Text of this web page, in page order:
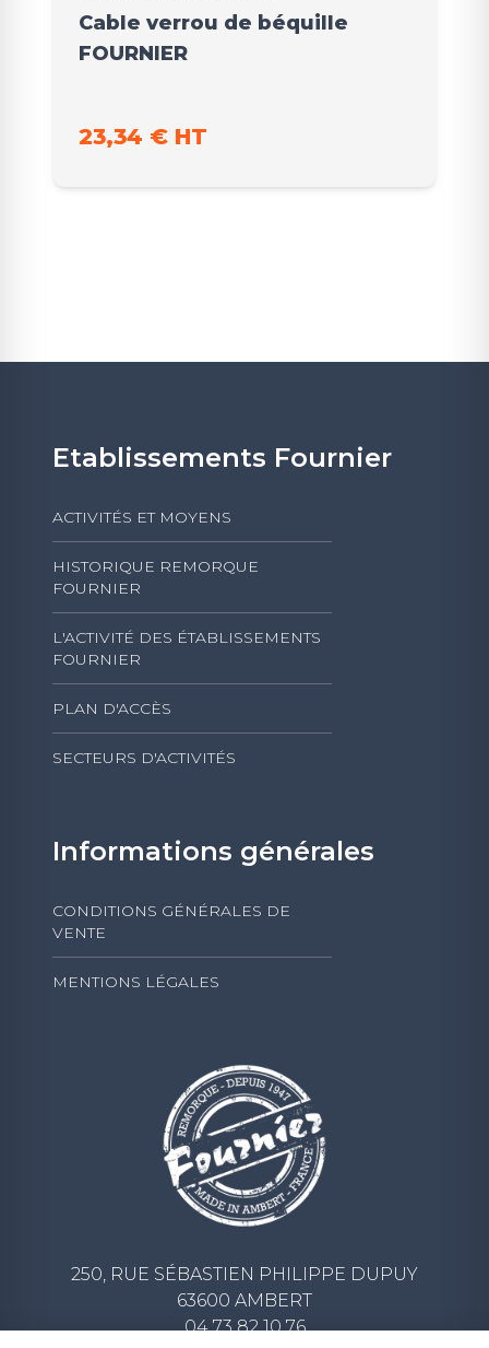
Cable verrou de béquille
FOURNIER
23,34 € HT
Etablissements Fournier
ACTIVITÉS ET MOYENS
HISTORIQUE REMORQUE
FOURNIER
L'ACTIVITÉ DES ÉTABLISSEMENTS
FOURNIER
PLAN D'ACCÈS
SECTEURS D'ACTIVITÉS
Informations générales
CONDITIONS GÉNÉRALES DE
VENTE
MENTIONS LÉGALES
250, RUE SÉBASTIEN PHILIPPE DUPUY
63600 AMBERT
04 73 82 10 76